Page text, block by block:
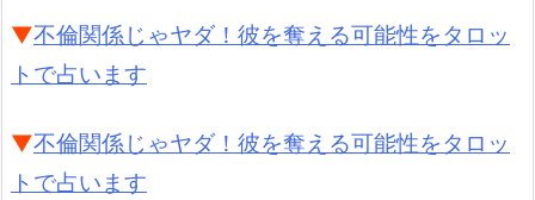
▼不倫関係じゃヤダ！彼を奪える可能性をタロッ
トで占います
▼不倫関係じゃヤダ！彼を奪える可能性をタロッ
トで占います